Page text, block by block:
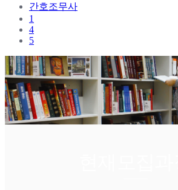
간호조무사
1
4
5